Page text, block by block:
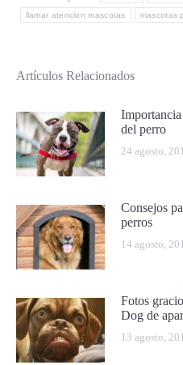
llamar atencion mascotas mascotas
Artículos Relacionados
del perro
24 agosto,
Consejos
perros
14 agosto,
Fotos
Dog de
13 agosto,